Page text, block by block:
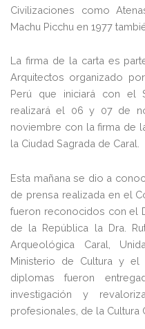
Civilizaciones como
Machu Picchu en 1977
La firma de la carta es
Arquitectos organizado
Perú que iniciará con el
realizará el 06 y 07 de
noviembre con la firma de
la Ciudad Sagrada de Caral.
Esta mañana se dio a
de prensa realizada en el
fueron reconocidos con el
de la República la Dra.
Arqueológica Caral,
Ministerio de Cultura y el
diplomas fueron
investigación y
profesionales, de la Cultura